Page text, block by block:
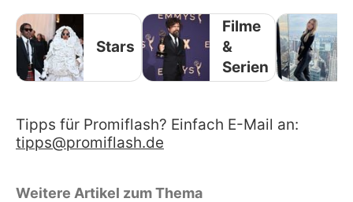
Stars
Filme
&
Serien
Tipps für Promiflash? Einfach E-Mail an:
tipps@promiflash.de
Weitere Artikel zum Thema